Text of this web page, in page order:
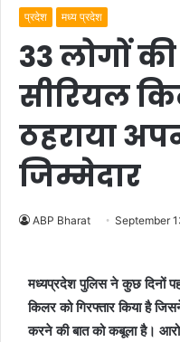
प्रदेश मध्य प्रदेश
33 लोगों
सीरियल
ठहराया
जिम्मेदार
ABP Bharat September
मध्यप्रदेश पुलिस ने कुछ दिनों
किलर को गिरफ्तार किया है
करने की बात को कबूला है।